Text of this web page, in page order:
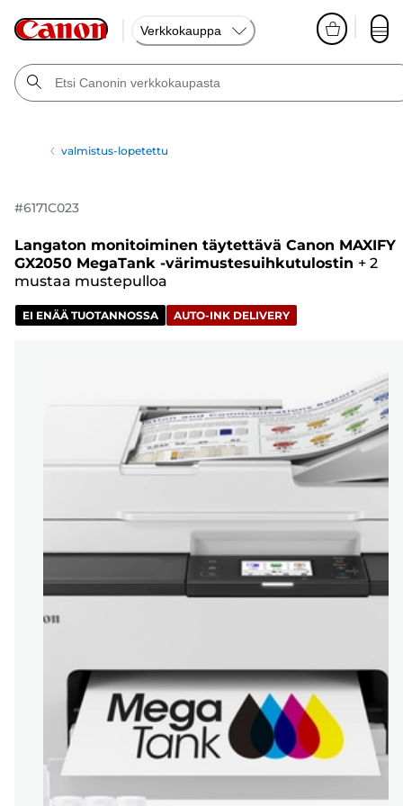
Verkkokauppa
valmistus-lopetettu
#6171C023
Langaton monitoiminen täytettävä Canon MAXIFY
GX2050 MegaTank -värimustesuihkutulostin + 2
mustaa mustepulloa
EI ENÄÄ TUOTANNOSSA AUTO-INK DELIVERY